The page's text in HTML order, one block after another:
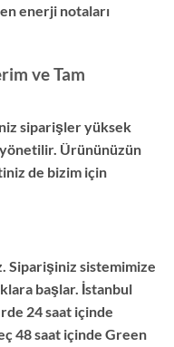
enerji notaları
ve Tam
siparişler yüksek
Ürününüzün
de bizim için
Siparişiniz sistemimize
başlar. İstanbul
24 saat içinde
48 saat içinde Green